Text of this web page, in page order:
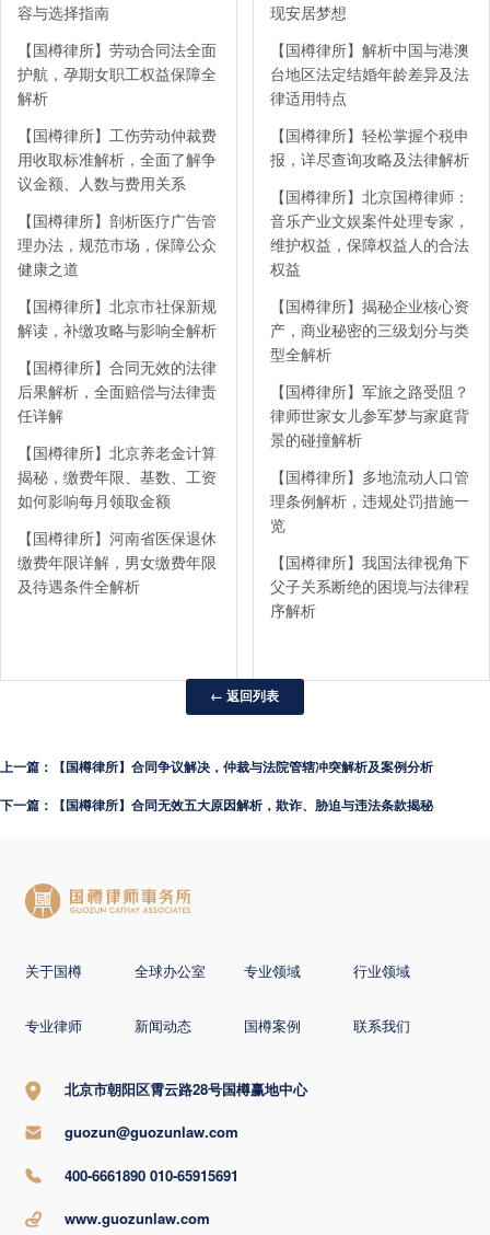
容与选择指南
【国樽律所】劳动合同法全面
护航，孕期女职工权益保障全
解析
【国樽律所】工伤劳动仲裁费
用收取标准解析，全面了解争
议金额、人数与费用关系
【国樽律所】剖析医疗广告管
理办法，规范市场，保障公众
健康之道
【国樽律所】北京市社保新规
解读，补缴攻略与影响全解析
【国樽律所】合同无效的法律
后果解析，全面赔偿与法律责
任详解
【国樽律所】北京养老金计算
揭秘，缴费年限、基数、工资
如何影响每月领取金额
【国樽律所】河南省医保退休
缴费年限详解，男女缴费年限
及待遇条件全解析
现安居梦想
【国樽律所】解析中国与港澳
台地区法定结婚年龄差异及法
律适用特点
【国樽律所】轻松掌握个税申
报，详尽查询攻略及法律解析
【国樽律所】北京国樽律师：
音乐产业文娱案件处理专家，
维护权益，保障权益人的合法
权益
【国樽律所】揭秘企业核心资
产，商业秘密的三级划分与类
型全解析
【国樽律所】军旅之路受阻？
律师世家女儿参军梦与家庭背
景的碰撞解析
【国樽律所】多地流动人口管
理条例解析，违规处罚措施一
览
【国樽律所】我国法律视角下
父子关系断绝的困境与法律程
序解析
← 返回列表
上一篇：【国樽律所】合同争议解决，仲裁与法院管辖冲突解析及案例分析
下一篇：【国樽律所】合同无效五大原因解析，欺诈、胁迫与违法条款揭秘
关于国樽 全球办公室 专业领域 行业领域
专业律师 新闻动态 国樽案例 联系我们
北京市朝阳区霄云路28号国樽赢地中心
guozun@guozunlaw.com
400-6661890 010-65915691
www.guozunlaw.com